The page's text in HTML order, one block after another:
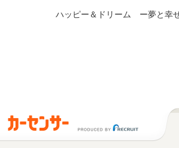
ハッピー＆ドリーム ー夢と幸